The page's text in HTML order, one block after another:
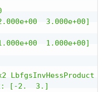
3.000e+00]
1.000e+00]
LbfgsInvHessProduct
x: [-2.  3.]